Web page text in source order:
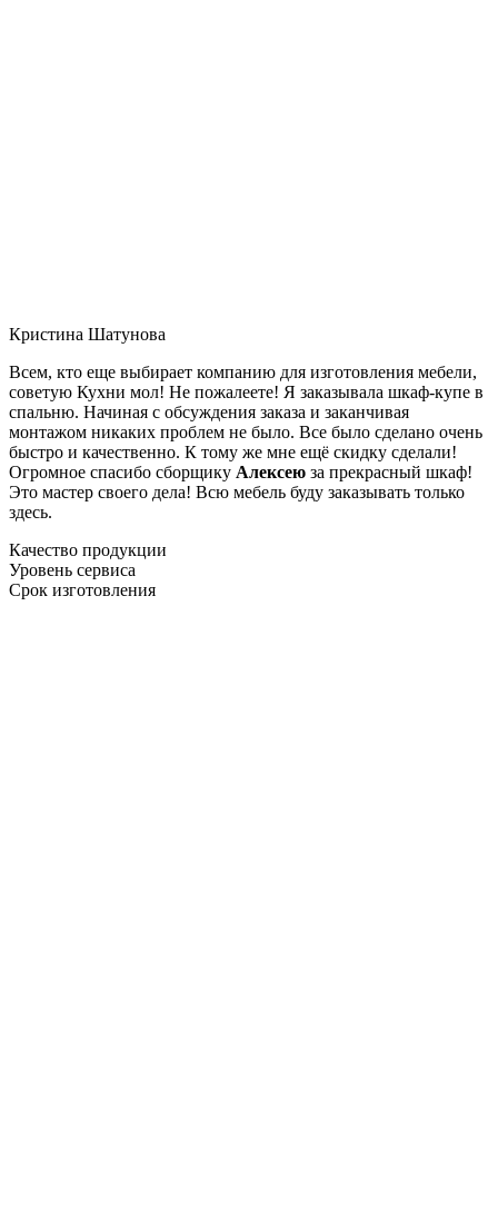
Кристина Шатунова
Всем, кто еще выбирает компанию для изготовления мебели,
советую Кухни мол! Не пожалеете! Я заказывала шкаф-купе в
спальню. Начиная с обсуждения заказа и заканчивая
монтажом никаких проблем не было. Все было сделано очень
быстро и качественно. К тому же мне ещё скидку сделали!
Огромное спасибо сборщику Алексею за прекрасный шкаф!
Это мастер своего дела! Всю мебель буду заказывать только
здесь.
Качество продукции
Уровень сервиса
Срок изготовления